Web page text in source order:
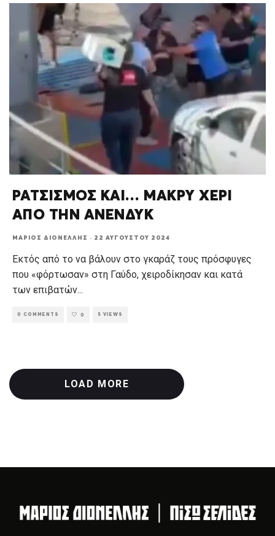
ΡΑΤΣΙΣΜΟΣ ΚΑΙ… ΜΑΚΡΥ ΧΕΡΙ
ΑΠΟ ΤΗΝ ΑΝΕΝΔΥΚ
ΜΆΡΙΟΣ ΔΙΟΝΈΛΛΗΣ · 22 ΑΥΓΟΎΣΤΟΥ 2024
Εκτός από το να βάλουν στο γκαράζ τους πρόσφυγες
που «φόρτωσαν» στη Γαύδο, χειροδίκησαν και κατά
των επιβατών...
0 COMMENTS 0 5 VIEWS
LOAD MORE